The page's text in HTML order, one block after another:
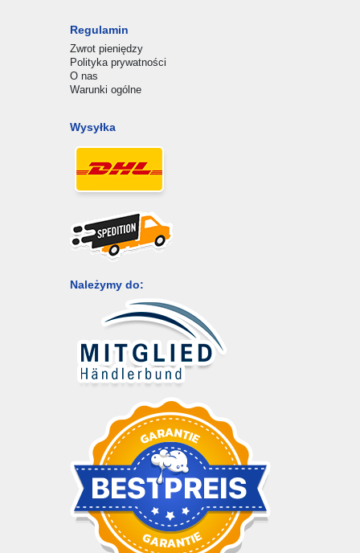
Regulamin
Zwrot pieniędzy
Polityka prywatności
O nas
Warunki ogólne
Wysyłka
Należymy do: